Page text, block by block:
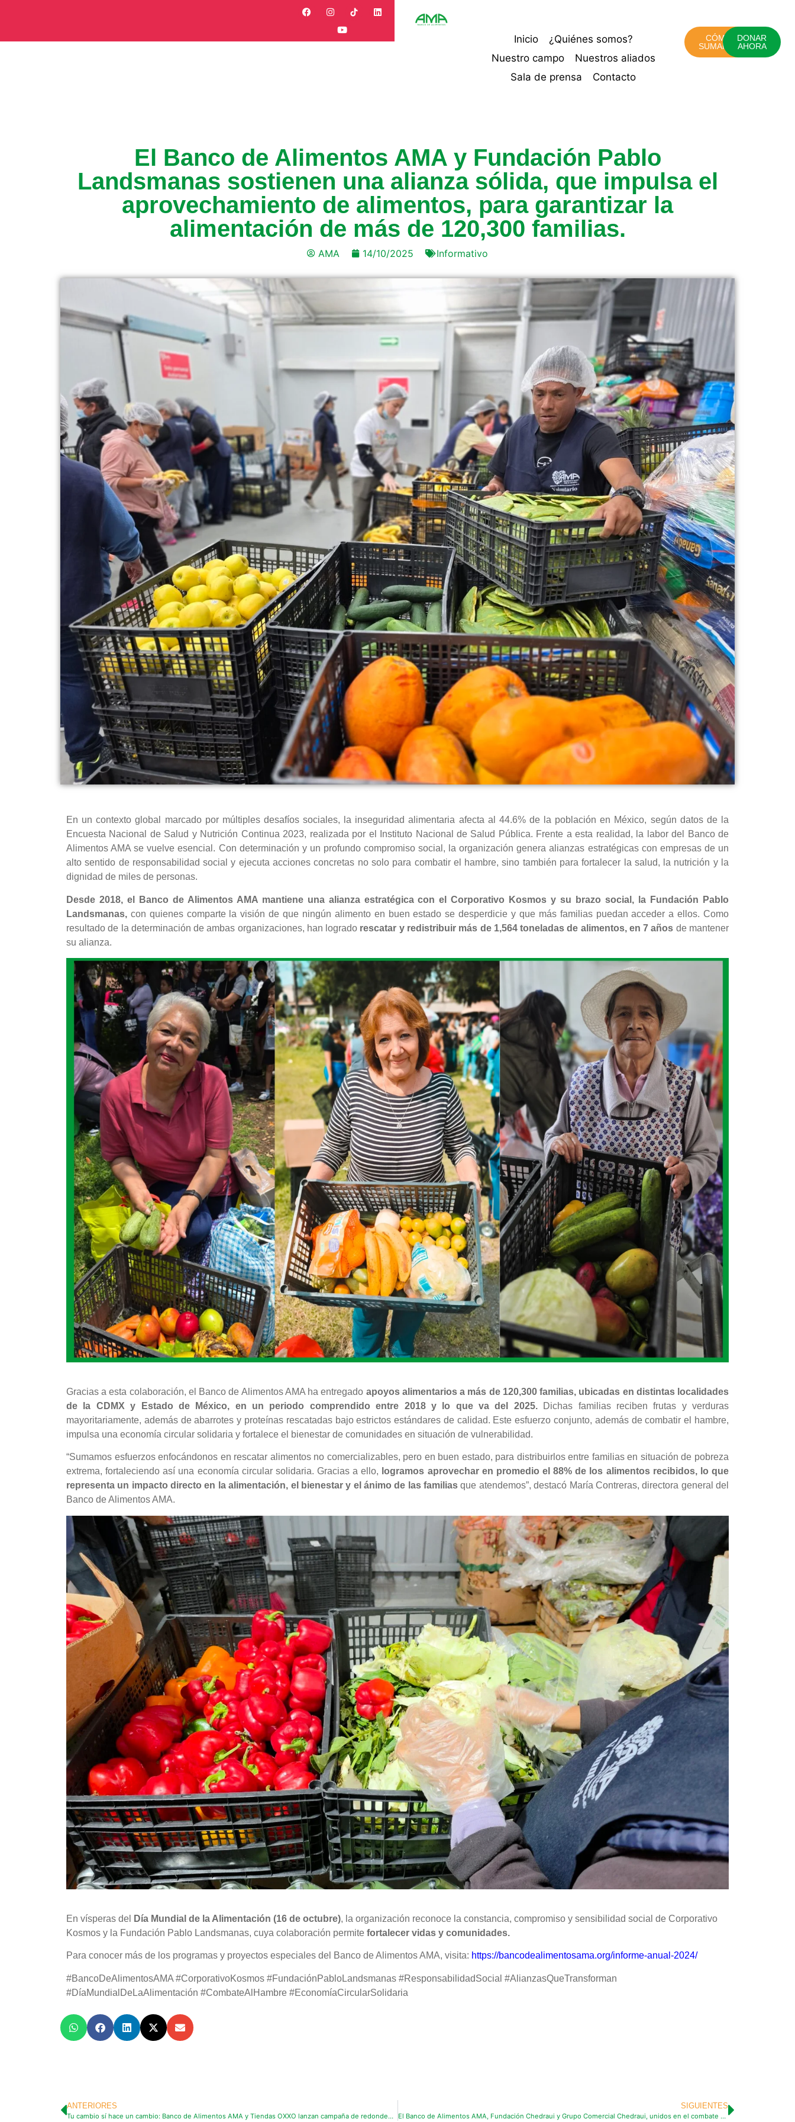
Inicio
¿Quiénes somos?
Nuestro campo
Nuestros aliados
Sala de prensa
Contacto
CÓMO
SUMARTE
DONAR
AHORA
El Banco de Alimentos AMA y Fundación Pablo
Landsmanas sostienen una alianza sólida, que impulsa el
aprovechamiento de alimentos, para garantizar la
alimentación de más de 120,300 familias.
AMA 14/10/2025 Informativo
En un contexto global marcado por múltiples desafíos sociales, la inseguridad alimentaria afecta al 44.6% de la población en México, según datos de la
Encuesta Nacional de Salud y Nutrición Continua 2023, realizada por el Instituto Nacional de Salud Pública. Frente a esta realidad, la labor del Banco de
Alimentos AMA se vuelve esencial. Con determinación y un profundo compromiso social, la organización genera alianzas estratégicas con empresas de un
alto sentido de responsabilidad social y ejecuta acciones concretas no solo para combatir el hambre, sino también para fortalecer la salud, la nutrición y la
dignidad de miles de personas.
Desde 2018, el Banco de Alimentos AMA mantiene una alianza estratégica con el Corporativo Kosmos y su brazo social, la Fundación Pablo
Landsmanas, con quienes comparte la visión de que ningún alimento en buen estado se desperdicie y que más familias puedan acceder a ellos. Como
resultado de la determinación de ambas organizaciones, han logrado rescatar y redistribuir más de 1,564 toneladas de alimentos, en 7 años de mantener
su alianza.
Gracias a esta colaboración, el Banco de Alimentos AMA ha entregado apoyos alimentarios a más de 120,300 familias, ubicadas en distintas localidades
de la CDMX y Estado de México, en un periodo comprendido entre 2018 y lo que va del 2025.
Dichas familias reciben frutas y verduras
mayoritariamente, además de abarrotes y proteínas rescatadas bajo estrictos estándares de calidad. Este esfuerzo conjunto, además de combatir el hambre,
impulsa una economía circular solidaria y fortalece el bienestar de comunidades en situación de vulnerabilidad.
“Sumamos esfuerzos enfocándonos en rescatar alimentos no comercializables, pero en buen estado, para distribuirlos entre familias en situación de pobreza
extrema, fortaleciendo así una economía circular solidaria. Gracias a ello, logramos aprovechar en promedio el 88% de los alimentos recibidos, lo que
representa un impacto directo en la alimentación, el bienestar y el ánimo de las familias que atendemos”, destacó María Contreras, directora general del
Banco de Alimentos AMA.
En vísperas del Día Mundial de la Alimentación (16 de octubre), la organización reconoce la constancia, compromiso y sensibilidad social de Corporativo
Kosmos y la Fundación Pablo Landsmanas, cuya colaboración permite fortalecer vidas y comunidades.
Para conocer más de los programas y proyectos especiales del Banco de Alimentos AMA, visita: https://bancodealimentosama.org/informe-anual-2024/
#BancoDeAlimentosAMA #CorporativoKosmos #FundaciónPabloLandsmanas #ResponsabilidadSocial #AlianzasQueTransforman
#DíaMundialDeLaAlimentación #CombateAlHambre #EconomíaCircularSolidaria
ANTERIORES
Tu cambio sí hace un cambio: Banco de Alimentos AMA y Tiendas OXXO lanzan campaña de redondeo “CambioXCambio”.
SIGUIENTES
El Banco de Alimentos AMA, Fundación Chedraui y Grupo Comercial Chedraui, unidos en el combate al hambre y desperdicio de alimentos han favorecido a más de 280,000 familias.